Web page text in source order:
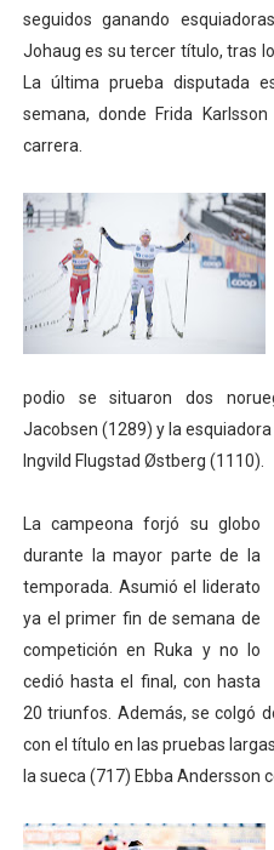
Athletes Unlimited
Mundial de piragüismo
Mundial de Fórmula 1
Campeonato de Europa
seguidos ganando
Johaug es su tercer título, tras
La última prueba disputada
semana, donde Frida
carrera.
podio se situaron dos
Jacobsen (1289) y la
Ingvild Flugstad Østberg (1110).
La campeona forjó su globo
durante la mayor parte de la
temporada. Asumió el liderato
ya el primer fin de semana de
competición en Ruka y no lo
cedió hasta el final, con hasta
20 triunfos. Además, se colgó
con el título en las pruebas
la sueca (717) Ebba Andersson